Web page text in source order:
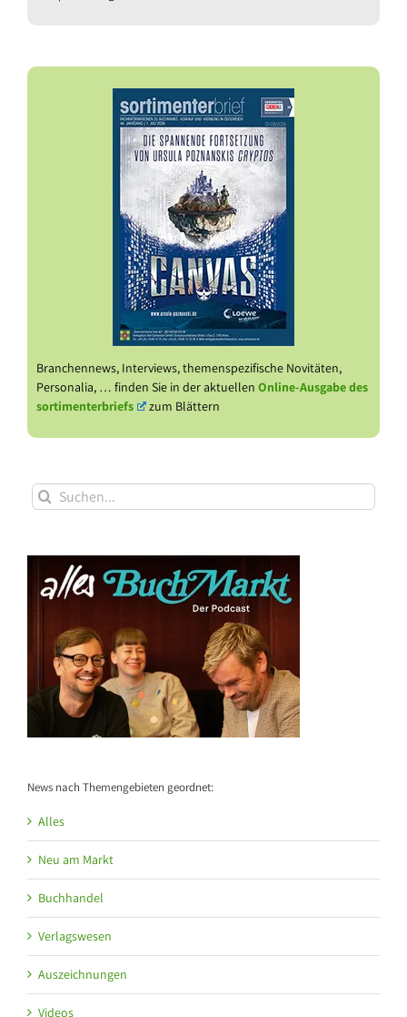
Branchennews, Interviews, themenspezifische Novitäten,
Personalia, … finden Sie in der aktuellen Online-Ausgabe des
sortimenterbriefs
zum Blättern
Suche
nach:
News nach Themengebieten geordnet:
Alles
Neu am Markt
Buchhandel
Verlagswesen
Auszeichnungen
Videos